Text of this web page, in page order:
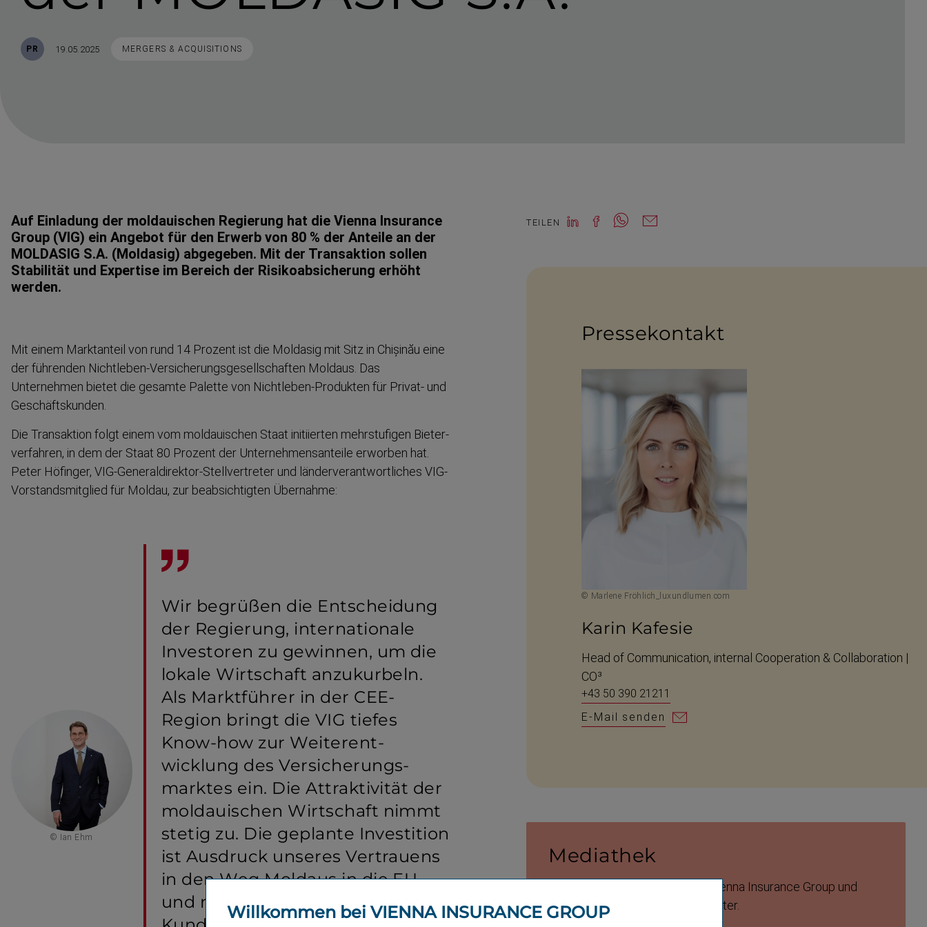
PR Veröffentlicht
19.05.2025 STICHWORTE
MERGERS & ACQUISITIONS
Auf Einladung der moldauischen Regierung hat die Vienna Insurance
Group (VIG) ein Angebot für den Erwerb von 80 % der Anteile an der
MOLDASIG S.A. (Moldasig) abgegeben. Mit der Transaktion sollen
Stabilität und Expertise im Bereich der Risiko­ab­si­cherung erhöht
werden.
Mit einem Marktanteil von rund 14 Prozent ist die Moldasig mit Sitz in Chișinău eine
der führenden Nichtleben-​Versicherungsgesellschaften Moldaus. Das
Unternehmen bietet die gesamte Palette von Nichtleben-​Produkten für Privat- und
Geschäfts­kunden.
Die Transaktion folgt einem vom moldauischen Staat initiierten mehrstufigen Bieter­
ver­fahren, in dem der Staat 80 Prozent der Unterneh­mens­anteile erworben hat.
Peter Höfinger, VIG-​Generaldirektor-Stellvertreter und länder­ver­ant­wort­liches VIG-​
Vorstandsmitglied für Moldau, zur beabsich­tigten Übernahme:
© Ian Ehm
Wir begrüßen die Entscheidung
der Regierung, interna­tionale
Investoren zu gewinnen, um die
lokale Wirtschaft anzukurbeln.
Als Marktführer in der CEE-​
Region bringt die VIG tiefes
Know-how zur Weiter­ent­
wicklung des Versiche­rungs­
marktes ein. Die Attrak­tivität der
moldauischen Wirtschaft nimmt
stetig zu. Die geplante Investition
ist Ausdruck unseres Vertrauens
in den Weg Moldaus in die EU
und rückt die Kundinnen und
TEILEN
Pres­se­kon­takt
© Marlene Fröhlich_luxundlumen.com
Karin Kafesie
Head of Communication, internal Cooperation & Collaboration |
CO³
+43 50 390 21211
E-Mail senden
Mediathek
Laden Sie hier Bildma­terial zur Vienna Insurance Group und
ihren Vorstands­mit­gliedern herunter.
Willkommen bei VIENNA INSURANCE GROUP